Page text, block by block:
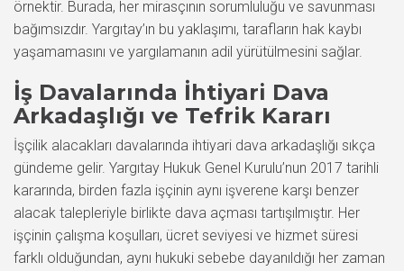
örnektir. Burada, her mirasçının sorumluluğu ve savunması
bağımsızdır. Yargıtay’ın bu yaklaşımı, tarafların hak kaybı
yaşamamasını ve yargılamanın adil yürütülmesini sağlar.
İş Davalarında İhtiyari Dava
Arkadaşlığı ve Tefrik Kararı
İşçilik alacakları davalarında ihtiyari dava arkadaşlığı sıkça
gündeme gelir. Yargıtay Hukuk Genel Kurulu’nun 2017 tarihli
kararında, birden fazla işçinin aynı işverene karşı benzer
alacak talepleriyle birlikte dava açması tartışılmıştır. Her
işçinin çalışma koşulları, ücret seviyesi ve hizmet süresi
farklı olduğundan, aynı hukuki sebebe dayanıldığı her zaman